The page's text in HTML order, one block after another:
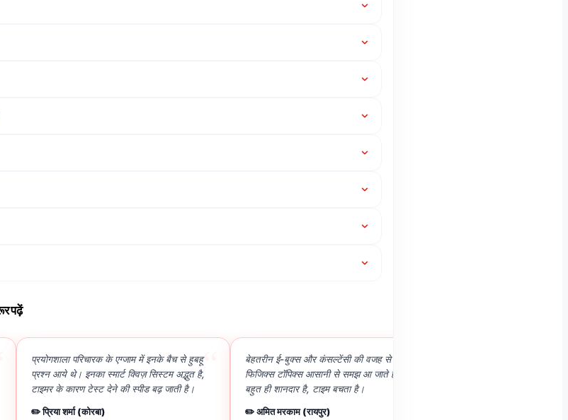
पढ़ें
“
प्रयोगशाला परिचारक के एग्जाम में इनके बैच से हुबहू
प्रश्न आये थे। इनका स्मार्ट क्विज़ सिस्टम अद्भुत है,
टाइमर के कारण टेस्ट देने की स्पीड बढ़ जाती है।
✏️ प्रिया शर्मा (कोरबा)
बेहतरीन ई-बुक्स और कंसल्टेंसी की वजह से कठिन
फिजिक्स टॉपिक्स आसानी से समझ आ जाते हैं। कंटेंट
बहुत ही शानदार है, टाइम बचता है।
✏️ अमित मरकाम (रायपुर)